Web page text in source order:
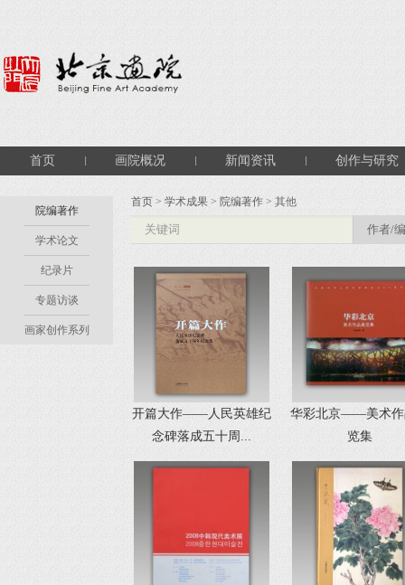
首页 画院概况 新闻资讯 创作与研究
院编著作
学术论文
纪录片
专题访谈
画家创作系列
首页 > 学术成果 > 院编著作 > 其他
开篇大作——人民英雄纪
念碑落成五十周...
华彩北京——美术作
览集